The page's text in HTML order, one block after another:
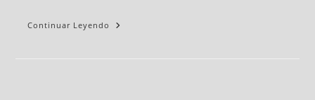
Continuar Leyendo